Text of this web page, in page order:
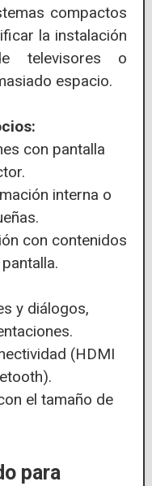
compactos
la instalación
televisores o
espacio.
con pantalla
interna o
con contenidos
y diálogos,
(HDMI
el tamaño de
para